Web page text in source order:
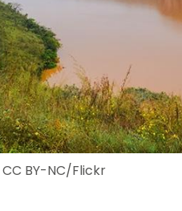
BY-NC/Flickr